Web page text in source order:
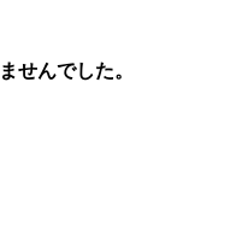
せんでした。